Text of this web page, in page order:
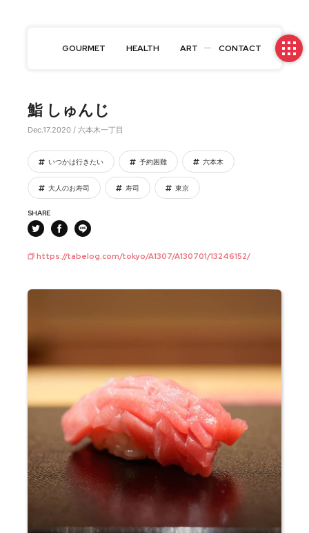
GOURMET HEALTH ART CONTACT
鮨 しゅんじ
Dec.17.2020 / 六本木一丁目
いつかは行きたい 予約困難 六本木
大人のお寿司 寿司 東京
SHARE
https://tabelog.com/tokyo/A1307/A130701/13246152/